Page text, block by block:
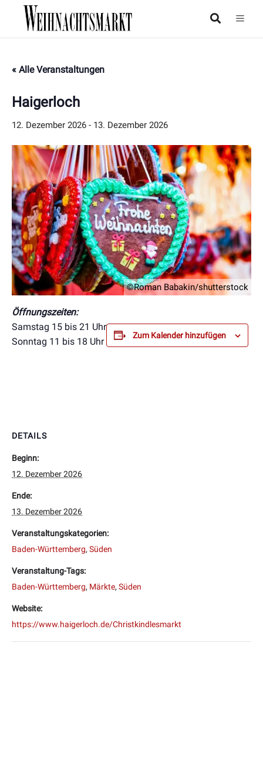
« Alle Veranstaltungen
Haigerloch
12. Dezember 2026 - 13. Dezember 2026
©Roman Babakin/shutterstock
Öffnungszeiten:
Samstag 15 bis 21 Uhr
Sonntag 11 bis 18 Uhr
Zum Kalender hinzufügen
DETAILS
Beginn:
12. Dezember 2026
Ende:
13. Dezember 2026
Veranstaltungskategorien:
Baden-Württemberg, Süden
Veranstaltung-Tags:
Baden-Württemberg, Märkte, Süden
Website:
https://www.haigerloch.de/Christkindlesmarkt